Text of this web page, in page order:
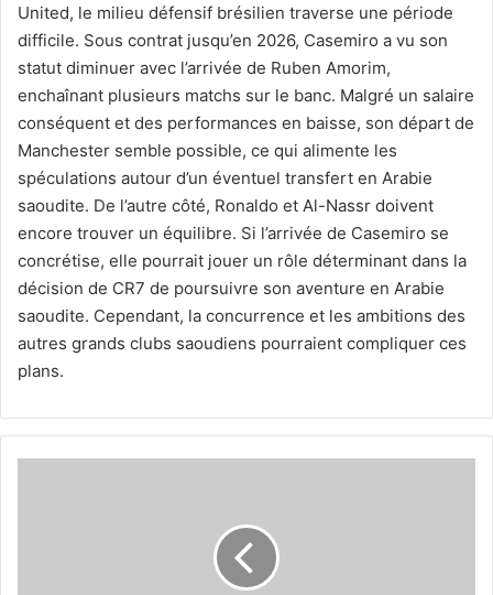
United, le milieu défensif brésilien traverse une période
difficile. Sous contrat jusqu’en 2026, Casemiro a vu son
statut diminuer avec l’arrivée de Ruben Amorim,
enchaînant plusieurs matchs sur le banc. Malgré un salaire
conséquent et des performances en baisse, son départ de
Manchester semble possible, ce qui alimente les
spéculations autour d’un éventuel transfert en Arabie
saoudite. De l’autre côté, Ronaldo et Al-Nassr doivent
encore trouver un équilibre. Si l’arrivée de Casemiro se
concrétise, elle pourrait jouer un rôle déterminant dans la
décision de CR7 de poursuivre son aventure en Arabie
saoudite. Cependant, la concurrence et les ambitions des
autres grands clubs saoudiens pourraient compliquer ces
plans.